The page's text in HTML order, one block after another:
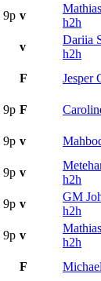
9p v
h2h
v
Dariia
h2h
F Jesper
9p F
9p v
9p v
h2h
9p v
GM
h2h
9p v
h2h
F